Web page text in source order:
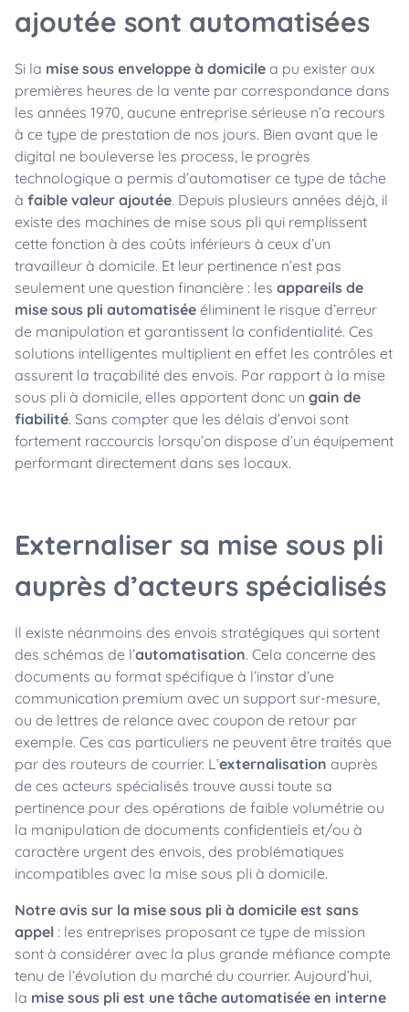
ajoutée sont automatisées
Si la mise sous enveloppe à domicile a pu exister aux
premières heures de la vente par correspondance dans
les années 1970, aucune entreprise sérieuse n’a recours
à ce type de prestation de nos jours. Bien avant que le
digital ne bouleverse les process, le progrès
technologique a permis d’automatiser ce type de tâche
à faible valeur ajoutée. Depuis plusieurs années déjà, il
existe des machines de mise sous pli qui remplissent
cette fonction à des coûts inférieurs à ceux d’un
travailleur à domicile. Et leur pertinence n’est pas
seulement une question financière : les appareils de
mise sous pli automatisée éliminent le risque d’erreur
de manipulation et garantissent la confidentialité. Ces
solutions intelligentes multiplient en effet les contrôles et
assurent la traçabilité des envois. Par rapport à la mise
sous pli à domicile, elles apportent donc un gain de
fiabilité. Sans compter que les délais d’envoi sont
fortement raccourcis lorsqu’on dispose d’un équipement
performant directement dans ses locaux.
Externaliser sa mise sous pli
auprès d’acteurs spécialisés
Il existe néanmoins des envois stratégiques qui sortent
des schémas de l’automatisation. Cela concerne des
documents au format spécifique à l’instar d’une
communication premium avec un support sur-mesure,
ou de lettres de relance avec coupon de retour par
exemple. Ces cas particuliers ne peuvent être traités que
par des routeurs de courrier. L’externalisation auprès
de ces acteurs spécialisés trouve aussi toute sa
pertinence pour des opérations de faible volumétrie ou
la manipulation de documents confidentiels et/ou à
caractère urgent des envois, des problématiques
incompatibles avec la mise sous pli à domicile.
Notre avis sur la mise sous pli à domicile est sans
appel : les entreprises proposant ce type de mission
sont à considérer avec la plus grande méfiance compte
tenu de l’évolution du marché du courrier. Aujourd’hui,
la mise sous pli est une tâche automatisée en interne